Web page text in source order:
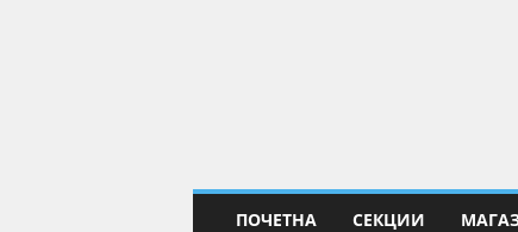
ПОЧЕТНА СЕКЦИИ